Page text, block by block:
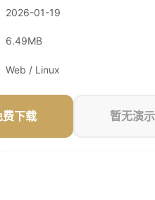
2026-01-19
6.49MB
Web / Linux
费下载 暂无演示